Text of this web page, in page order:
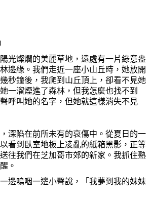
光燦爛的美麗草地，遠處有一片綠意盎
邊緣。我們走近一座小山丘時， 她放開
秒鐘後，我爬到山丘頂上，卻看不見她
一溜煙進了森林，但我怎麼也找不到
呼叫她的名字，但她就這樣消失不見
，深陷在前所未有的哀傷中。從夏日的一
看到臥室地板上凌亂的紙箱黑影，正等
往我們在芝加哥市郊的新家。我抓住熟
。
邊嗚咽一邊小聲說，「我夢到我的妹妹